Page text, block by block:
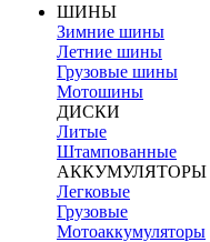
ШИНЫ
Зимние шины
Летние шины
Грузовые шины
Мотошины
ДИСКИ
Литые
Штампованные
АККУМУЛЯТОРЫ
Легковые
Грузовые
Мотоаккумуляторы